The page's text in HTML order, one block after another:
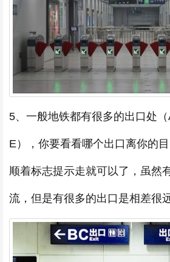
5、一般地铁都有很多的出口处（
E），你要看看哪个出口离你的
顺着标志提示走就可以了，虽然
流，但是有很多的出口是相差很